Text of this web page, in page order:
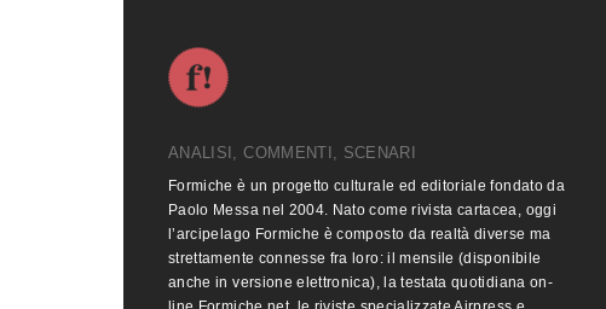
ANALISI, COMMENTI, SCENARI
Formiche è un progetto culturale ed editoriale fondato da
Paolo Messa nel 2004. Nato come rivista cartacea, oggi
l’arcipelago Formiche è composto da realtà diverse ma
strettamente connesse fra loro: il mensile (disponibile
anche in versione elettronica), la testata quotidiana on-